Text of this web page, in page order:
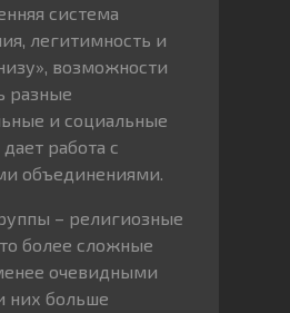
система
легитимность и
возможности
разные
и социальные
работа с
объединениями.
– религиозные
более сложные
очевидными
них больше